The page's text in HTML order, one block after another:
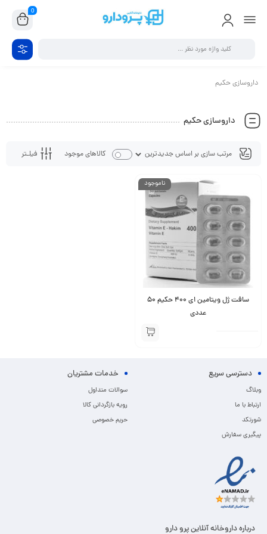
0
داروسازی حکیم
داروسازی حکیم
فیلـتر کالاهای موجود
ناموجود
سافت ژل ویتامین ای 400 حکیم 50
عددی
دسترسی سریع
وبلاگ
ارتباط با ما
شورتکد
پیگیری سفارش
خدمات مشتریان
سوالات متداول
رویه بازگردانی کالا
حریم خصوصی
درباره داروخانه آنلاین پرو دارو